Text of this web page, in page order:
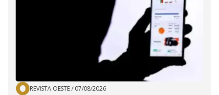
REVISTA OESTE/ 07/08/2026